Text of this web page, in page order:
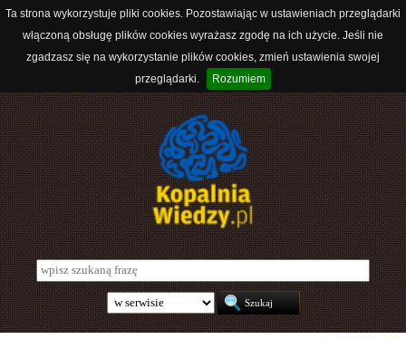
Ta strona wykorzystuje pliki cookies. Pozostawiając w ustawieniach przeglądarki
włączoną obsługę plików cookies wyrażasz zgodę na ich użycie. Jeśli nie
zgadzasz się na wykorzystanie plików cookies, zmień ustawienia swojej
przeglądarki.
Rozumiem